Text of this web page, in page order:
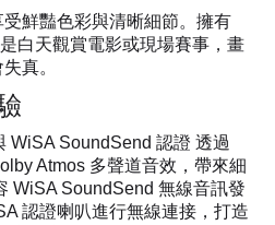
鮮豔色彩與清晰細節。擁有
白天觀賞電影或現場賽事，畫
真。
WiSA SoundSend 認證 透過
Atmos 多聲道音效，帶來細
WiSA SoundSend 無線音訊發
認證喇叭進行無線連接，打造